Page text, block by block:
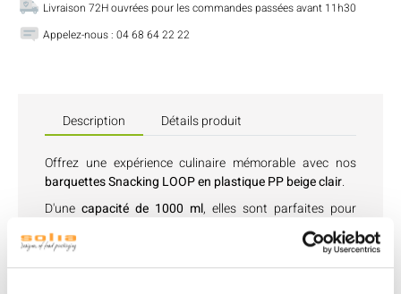
Livraison 72H ouvrées pour les commandes passées avant 11h30
Appelez-nous : 04 68 64 22 22
Description Détails produit
Offrez une expérience culinaire mémorable avec nos
barquettes Snacking LOOP en plastique PP beige clair.
D'une capacité de 1000 ml, elles sont parfaites pour
servir une variété de plats, des salades fraîches aux
plats chauds et savoureux.
Fabriquées avec du plastique PP de première qualité, ces